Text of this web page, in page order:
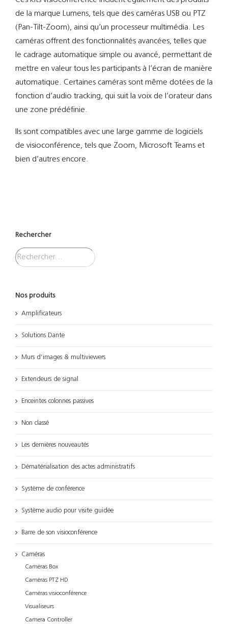
de la marque Lumens, tels que des caméras USB ou PTZ
(Pan-Tilt-Zoom), ainsi qu’un processeur multimédia. Les
caméras offrent des fonctionnalités avancées, telles que
le cadrage automatique simple ou avancé, permettant de
mettre en valeur tous les participants à l’écran de manière
automatique. Certaines caméras sont même dotées de la
fonction d’audio tracking, qui suit la voix de l’orateur dans
une zone prédéfinie.
Ils sont compatibles avec une large gamme de logiciels
de visioconférence, tels que Zoom, Microsoft Teams et
bien d’autres encore.
Rechercher
Nos produits
Amplificateurs
Solutions Dante
Murs d’images & multiviewers
Extendeurs de signal
Enceintes colonnes passives
Non classé
Les dernières nouveautés
Dématérialisation des actes administratifs
Système de conférence
Système audio pour visite guidée
Barre de son visioconférence
Caméras
Caméras Box
Caméras PTZ HD
Caméras visioconférence
Visualiseurs
Camera Controller